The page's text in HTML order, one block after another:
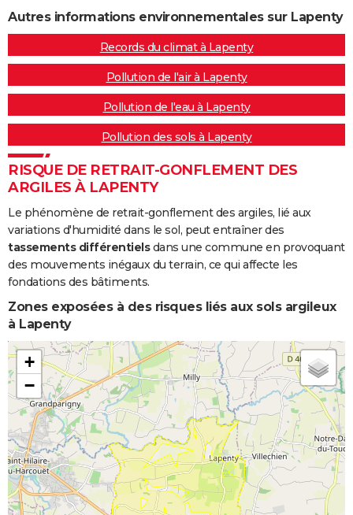
Autres informations environnementales sur Lapenty
Records du climat à Lapenty
Pollution de l'air à Lapenty
Pollution de l'eau à Lapenty
Pollution des sols à Lapenty
RISQUE DE RETRAIT-GONFLEMENT DES
ARGILES À LAPENTY
Le phénomène de retrait-gonflement des argiles, lié aux
variations d'humidité dans le sol, peut entraîner des
tassements différentielsdans une commune en provoquant
des mouvements inégaux du terrain, ce qui affecte les
fondations des bâtiments.
Zones exposées à des risques liés aux sols argileux
à Lapenty
+
−